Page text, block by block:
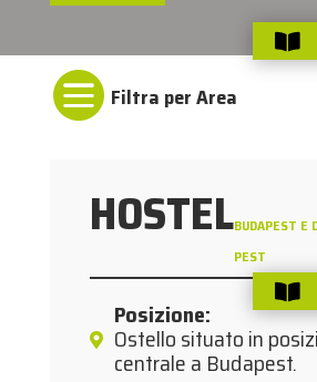

HOSTELBUDAPEST E
PEST
Posizione:
Ostello situato in
centrale a Budapest.

